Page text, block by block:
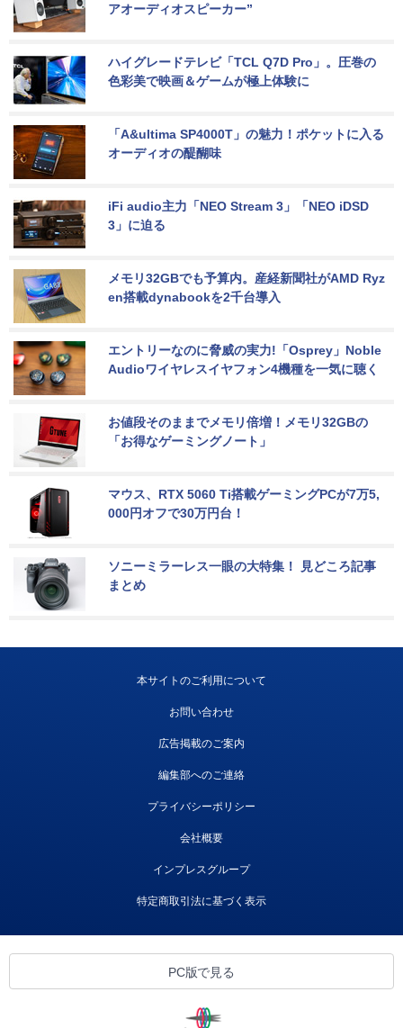
アオーディオスピーカー”
ハイグレードテレビ「TCL Q7D Pro」。圧巻の
色彩美で映画＆ゲームが極上体験に
「A&ultima SP4000T」の魅力！ポケットに入る
オーディオの醍醐味
iFi audio主力「NEO Stream 3」「NEO iDSD
3」に迫る
メモリ32GBでも予算内。産経新聞社がAMD Ryz
en搭載dynabookを2千台導入
エントリーなのに脅威の実力!「Osprey」Noble
Audioワイヤレスイヤフォン4機種を一気に聴く
お値段そのままでメモリ倍増！メモリ32GBの
「お得なゲーミングノート」
マウス、RTX 5060 Ti搭載ゲーミングPCが7万5,
000円オフで30万円台！
ソニーミラーレス一眼の大特集！ 見どころ記事
まとめ
本サイトのご利用について
お問い合わせ
広告掲載のご案内
編集部へのご連絡
プライバシーポリシー
会社概要
インプレスグループ
特定商取引法に基づく表示
PC版で見る